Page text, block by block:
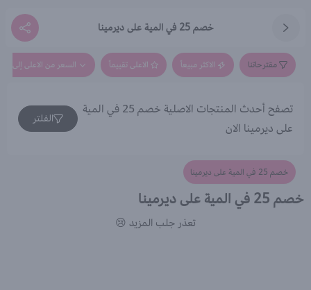
خصم 25 في المية على ديرمينا
مقترحاتنا الاكثر مبيعاً الاعلى تقييماً السعر من الاعلى إلى
تصفح أحدث المنتجات الاصلية خصم 25 في المية
على ديرمينا الان
الفلتر
خصم 25 في المية على ديرمينا
خصم 25 في المية على ديرمينا
تعذر جلب المزيد 😢